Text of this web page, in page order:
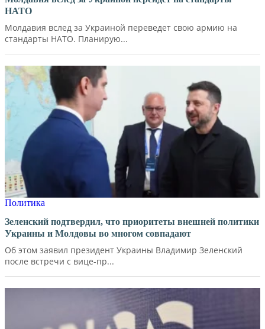
НАТО
Молдавия вслед за Украиной переведет свою армию на
стандарты НАТО. Планирую...
Политика
Зеленский подтвердил, что приоритеты внешней политики
Украины и Молдовы во многом совпадают
Об этом заявил президент Украины Владимир Зеленский
после встречи с вице-пр...